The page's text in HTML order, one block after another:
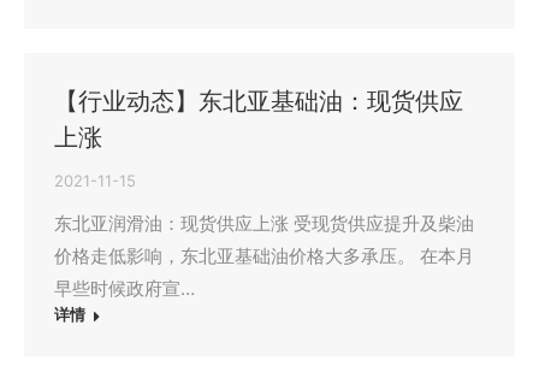
【行业动态】东北亚基础油：现货供应
上涨
2021-11-15
东北亚润滑油：现货供应上涨 受现货供应提升及柴油
价格走低影响，东北亚基础油价格大多承压。 在本月
早些时候政府宣…
详情